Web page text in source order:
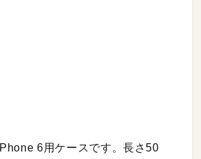
6用ケースです。長さ50